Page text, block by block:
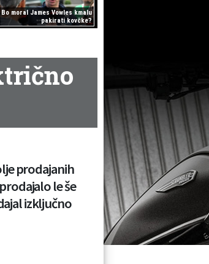
Bo moral James Vowles kmalu
pakirati kovčke?
prodajanih
le še
izključno